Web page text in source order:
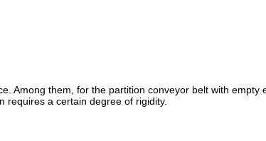
Among them, for the partition conveyor belt with empty
requires a certain degree of rigidity.